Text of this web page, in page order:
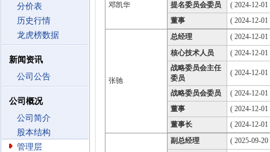
分价表
历史行情
龙虎榜数据
新闻资讯
公司公告
公司概况
公司简介
股本结构
管理层
邓凯华
提名委员会委员
( 2024-12-
董事
( 2024-12-
张驰
总经理
( 2024-12-
核心技术人员
( 2024-12-
战略委员会主任
委员
( 2024-12-
战略委员会委员
( 2024-12-
董事
( 2024-12-
董事长
( 2024-12-
副总经理
( 2025-09-